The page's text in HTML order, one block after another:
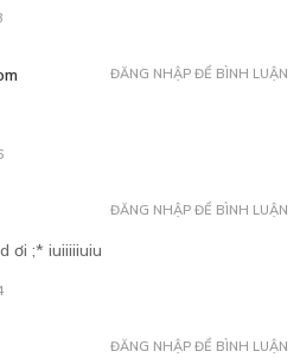
30Points
ĐĂNG NHẬP ĐỂ BÌNH LUẬN
ơi ;* iuiiiiiuiu
ĐĂNG NHẬP ĐỂ BÌNH LUẬN
ĐĂNG NHẬP ĐỂ BÌNH LUẬN